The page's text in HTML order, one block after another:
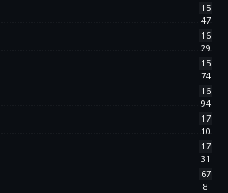
15
47
16
29
15
74
16
94
17
10
17
31
67
8